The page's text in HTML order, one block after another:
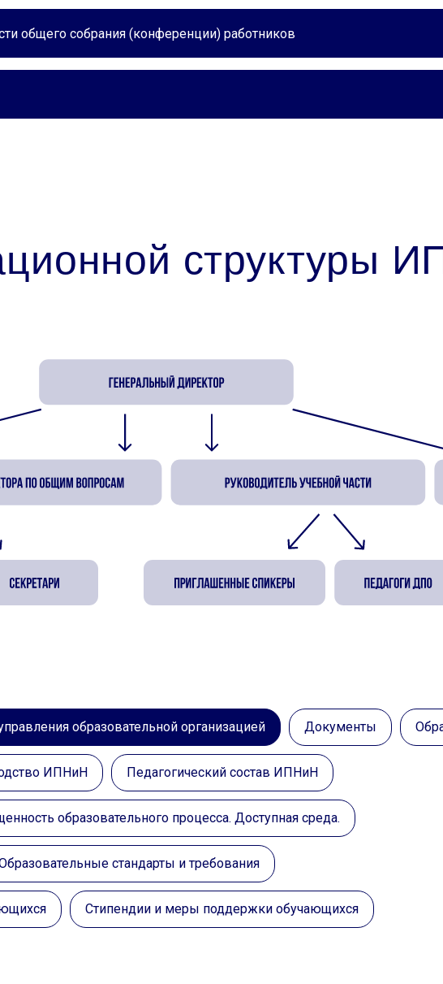
общего собрания (конференции) работников
структуры
образовательной организацией Документы
ИПНиН Педагогический состав ИПНиН
образовательного процесса. Доступная среда.
стандарты и требования
Стипендии и меры поддержки обучающихся